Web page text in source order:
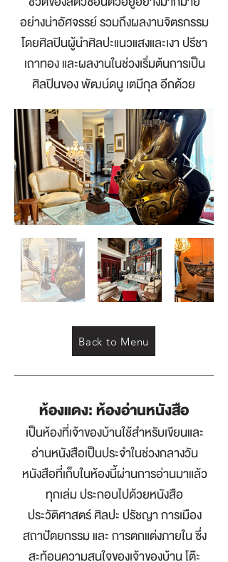
อย่างน่าอัศจรรย์ รวมถึงผลงานจิตรกรรม
โดยศิลปินผู้นำศิลปะแนวแสงและเงา ปรีชา
เถาทอง และผลงานในช่วงเริ่มต้นการเป็น
ศิลปินของ พัฒน์ดนู เตมีกุล อีกด้วย
Back to Menu
ห้องแดง: ห้องอ่านหนังสือ
เป็นห้องที่เจ้าของบ้านใช้สำหรับเขียนและ
อ่านหนังสือเป็นประจำในช่วงกลางวัน
หนังสือที่เก็บในห้องนี้ผ่านการอ่านมาแล้ว
ทุกเล่ม ประกอบไปด้วยหนังสือ
ประวัติศาสตร์ ศิลปะ ปรัชญา การเมือง
สถาปัตยกรรม และ การตกแต่งภายใน ซึ่ง
สะท้อนความสนใจของเจ้าของบ้าน โต๊ะ